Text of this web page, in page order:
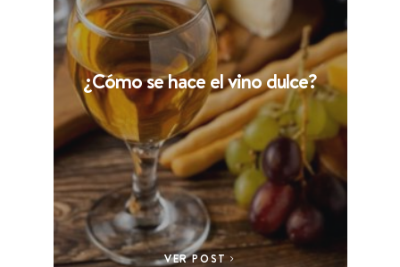
¿Cómo se hace el vino dulce?
VER POST